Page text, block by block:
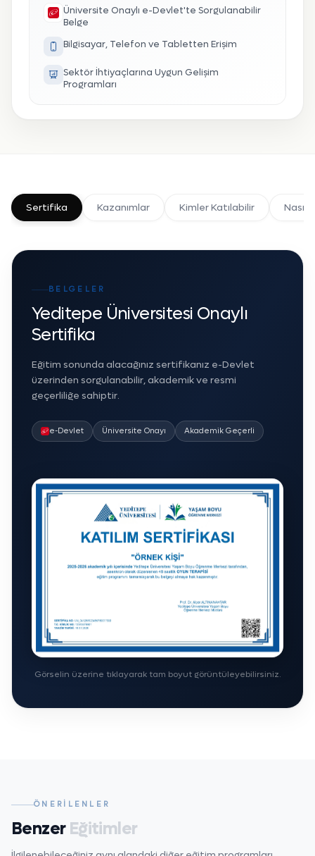
Üniversite Onaylı e-Devlet'te Sorgulanabilir
Belge
Bilgisayar, Telefon ve Tabletten Erişim
Sektör İhtiyaçlarına Uygun Gelişim
Programları
Sertifika Kazanımlar Kimler Katılabilir Nasıl
BELGELER
Yeditepe Üniversitesi Onaylı
Sertifika
Eğitim sonunda alacağınız sertifikanız e-Devlet
üzerinden sorgulanabilir, akademik ve resmi
geçerliliğe sahiptir.
e-Devlet Üniversite Onayı Akademik Geçerli
Görselin üzerine tıklayarak tam boyut görüntüleyebilirsiniz.
ÖNERILENLER
BenzerEğitimler